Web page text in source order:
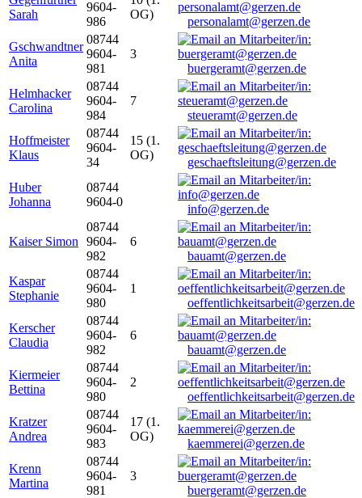
Sarah
9604-
986
OG)
personalamt@gerzen.de
Gschwandtner
Anita
08744
9604-
981
3
buergeramt@gerzen.de
Helmhacker
Carolina
08744
9604-
984
7
steueramt@gerzen.de
Hoffmeister
Klaus
08744
9604-
34
15 (1.
OG)
geschaeftsleitung@gerzen.de
Huber
Johanna
08744
9604-0
info@gerzen.de
Kaiser Simon
08744
9604-
982
6
bauamt@gerzen.de
Kaspar
Stephanie
08744
9604-
980
1
oeffentlichkeitsarbeit@gerzen.de
Kerscher
Claudia
08744
9604-
982
6
bauamt@gerzen.de
Kiermeier
Bettina
08744
9604-
980
2
oeffentlichkeitsarbeit@gerzen.de
Kratzer
Andrea
08744
9604-
983
17 (1.
OG)
kaemmerei@gerzen.de
Krenn
Martina
08744
9604-
981
3
buergeramt@gerzen.de